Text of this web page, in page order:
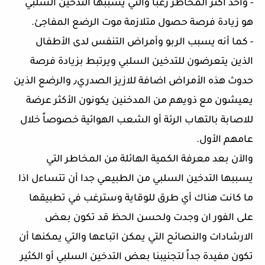
- وأحد أكثر المخاطر رعباً والتي يسببها التدخين السلبي
هو زيادة فرصة حصول متلازمة موت الرضع المفاجئ.
- كما أنه يسبب الربو وأمراض التنفس لدى الأطفال
الذين يتعرضون للتدخين السلبي ويرتبط بزيادة فرصة
حدوث هذه الأمراض اضافة للازيز الصدري٫ والرضع الذين
يعيشون مع ذويهم من المدخنين يكونون الأكثر عرضة
للاصابة بالتهاب الرئة أو الشعب الهوائية خصوصاً خلال
عامهم الأول.
والآن بعد معرفة الكمية الهائلة من المخاطر التي
يسببها التدخين السلبي من الطبيعي جدا أن تتساءل اذا
ما كانت هناك أي طرق للوقاية وسترغب في تطبيقها
على الفور ان وجدت ولحسن الحظ قد تكون بعض
الارشادات والنصائح التي يمكن اتباعها والتي يمكنها أن
تكون مفيدة جداً لتجنيبنا بعض التدخين السلبي أو الكثير